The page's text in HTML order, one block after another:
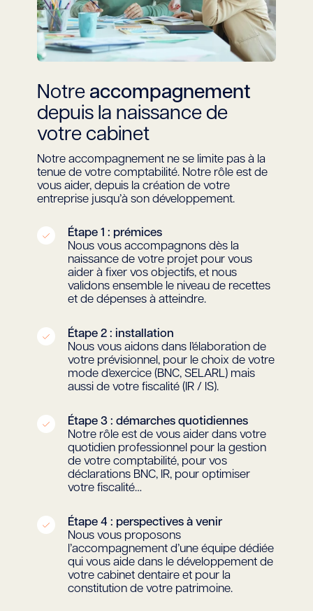
Notre accompagnement
depuis la naissance de
votre cabinet
Notre accompagnement ne se limite pas à la
tenue de votre comptabilité. Notre rôle est de
vous aider, depuis la création de votre
entreprise jusqu’à son développement.
Étape 1 : prémices
Nous vous accompagnons dès la
naissance de votre projet pour vous
aider à fixer vos objectifs, et nous
validons ensemble le niveau de recettes
et de dépenses à atteindre.
Étape 2 : installation
Nous vous aidons dans l’élaboration de
votre prévisionnel, pour le choix de votre
mode d’exercice (BNC, SELARL) mais
aussi de votre fiscalité (IR / IS).
Étape 3 : démarches quotidiennes
Notre rôle est de vous aider dans votre
quotidien professionnel pour la gestion
de votre comptabilité, pour vos
déclarations BNC, IR, pour optimiser
votre fiscalité…
Étape 4 : perspectives à venir
Nous vous proposons
l’accompagnement d’une équipe dédiée
qui vous aide dans le développement de
votre cabinet dentaire et pour la
constitution de votre patrimoine.